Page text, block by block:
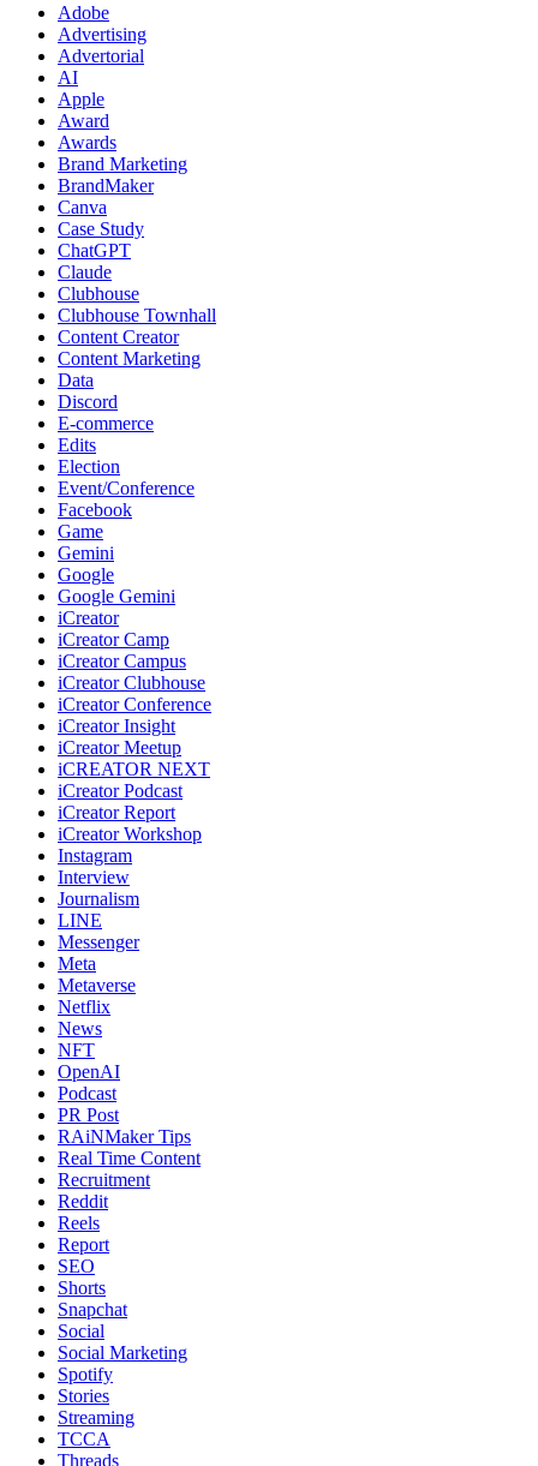
Adobe
Advertising
Advertorial
AI
Apple
Award
Awards
Brand Marketing
BrandMaker
Canva
Case Study
ChatGPT
Claude
Clubhouse
Clubhouse Townhall
Content Creator
Content Marketing
Data
Discord
E-commerce
Edits
Election
Event/Conference
Facebook
Game
Gemini
Google
Google Gemini
iCreator
iCreator Camp
iCreator Campus
iCreator Clubhouse
iCreator Conference
iCreator Insight
iCreator Meetup
iCREATOR NEXT
iCreator Podcast
iCreator Report
iCreator Workshop
Instagram
Interview
Journalism
LINE
Messenger
Meta
Metaverse
Netflix
News
NFT
OpenAI
Podcast
PR Post
RAiNMaker Tips
Real Time Content
Recruitment
Reddit
Reels
Report
SEO
Shorts
Snapchat
Social
Social Marketing
Spotify
Stories
Streaming
TCCA
Threads